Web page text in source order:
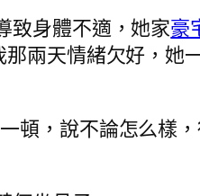
致身體不適，她家豪
兩天情緒欠好，她
頓，說不論怎么樣